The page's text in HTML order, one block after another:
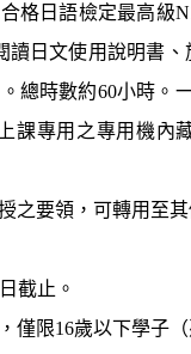
格日語檢定最高級
讀日文使用說明書
總時數約60小時。
課專用之專用機內
之要領，可轉用至
截止。
僅限16歲以下學子